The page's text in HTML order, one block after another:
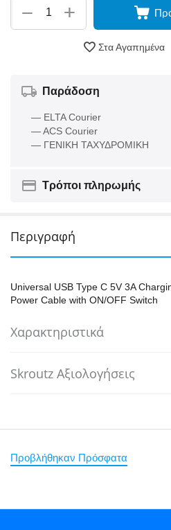
+
−
Στα Αγαπημένα
Παράδοση
— ELTA Courier
— ACS Courier
— ΓΕΝΙΚΗ ΤΑΧΥΔΡΟΜΙΚΗ
Τρόποι πληρωμής
Περιγραφή
Universal USB Type C 5V 3A
Power Cable with ON/OFF Switch
Χαρακτηριστικά
Skroutz Αξιολογήσεις
Προβλήθηκαν Πρόσφατα